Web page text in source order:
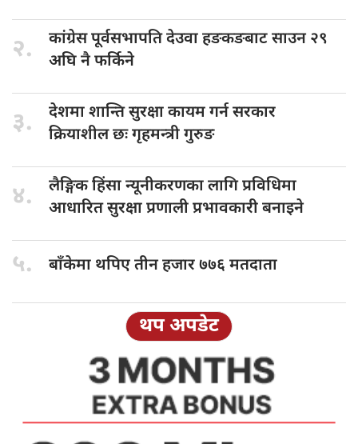
२. कांग्रेस पूर्वसभापतिदेउवा हङकङबाट साउन २९
अघि नै फर्किने
३. देशमा शान्तिसुरक्षा कायम गर्न सरकार
क्रियाशील छः गृहमन्त्री गुरुङ
४. लैङ्गिक हिंसान्यूनीकरणका लागि प्रविधिमा
आधारित सुरक्षा प्रणाली प्रभावकारी बनाइने
५. बाँकेमा थपिएतीन हजार ७७६ मतदाता
थप अपडेट